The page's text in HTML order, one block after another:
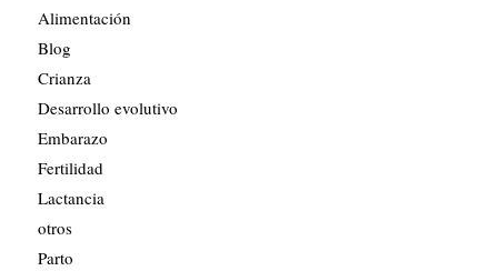
Alimentación
Blog
Crianza
Desarrollo evolutivo
Embarazo
Fertilidad
Lactancia
otros
Parto